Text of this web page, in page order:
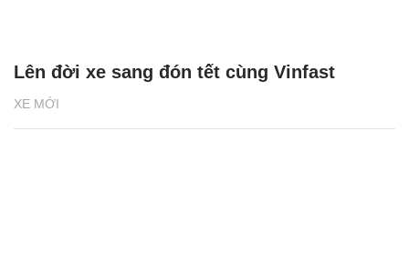
XE MỚI
Lên đời xe sang đón tết cùng Vinfast